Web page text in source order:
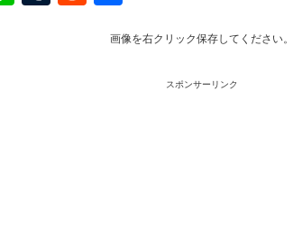
画像を右クリック保存してください。
スポンサーリンク